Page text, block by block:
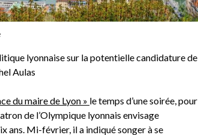
lyonnaise sur la potentielle candidature de
Aulas
du maire de Lyon » le temps d’une soirée, pour
de l’Olympique lyonnais envisage
ans. Mi-février, il a indiqué songer à se